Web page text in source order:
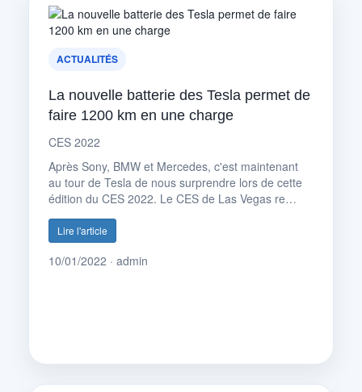
ACTUALITÉS
La nouvelle batterie des Tesla permet de
faire 1200 km en une charge
CES 2022
Après Sony, BMW et Mercedes, c'est maintenant
au tour de Tesla de nous surprendre lors de cette
édition du CES 2022. Le CES de Las Vegas re…
Lire l'article
10/01/2022 · admin